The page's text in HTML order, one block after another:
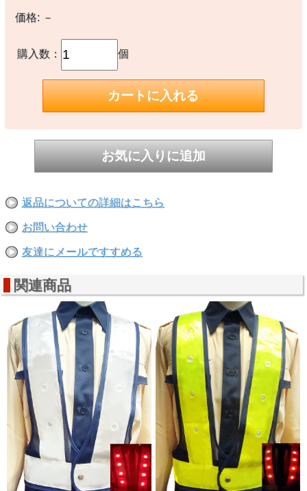
価格:－
購入数： 個
返品についての詳細はこちら
お問い合わせ
友達にメールですすめる
関連商品